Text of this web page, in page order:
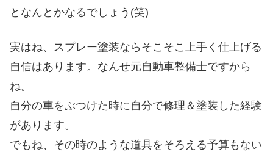
となんとかなるでしょう(笑)
実はね、スプレー塗装ならそこそこ上手く仕上げる
自信はあります。なんせ元自動車整備士ですから
ね。
自分の車をぶつけた時に自分で修理＆塗装した経験
があります。
でもね、その時のような道具をそろえる予算もない